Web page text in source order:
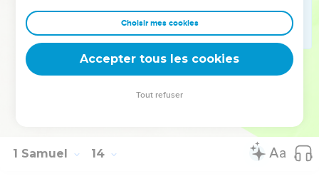
à en avoir.
Un groupe de soldats philistins va se placer au passage de
Mikmas.
© Société biblique française – Bibli’O, 2000, avec autorisation. Pour vous procurer
1 Samuel 14
Choisir mes cookies
Accepter tous les cookies
Tout refuser